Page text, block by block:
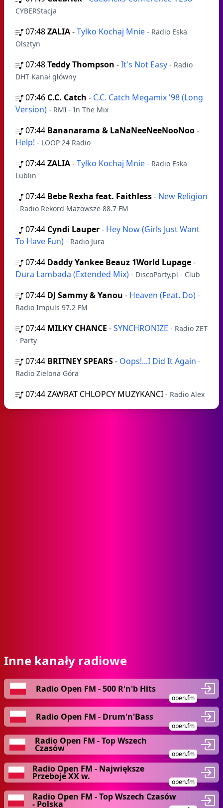
CYBERStacja
07:48ZALIA-Tylko Kochaj Mnie - Radio Eska
Olsztyn
07:48Teddy Thompson -It's Not Easy - Radio
DHT Kanał główny
07:46 C.C. Catch - C.C. Catch Megamix '98 (Long
Version) - RMI - In The Mix
07:44 Bananarama & LaNaNeeNeeNooNoo-
Help! - LOOP 24 Radio
07:44ZALIA-Tylko Kochaj Mnie - Radio Eska
Lublin
07:44 Bebe Rexha feat. Faithless- New Religion
- Radio Rekord Mazowsze 88.7 FM
07:44 Cyndi Lauper- Hey Now (Girls Just Want
To Have Fun) - Radio Jura
07:44 Daddy Yankee Beauz 1World Lupage-
Dura Lambada (Extended Mix) - DiscoParty.pl - Club
07:44 DJ Sammy & Yanou - Heaven (Feat. Do) -
Radio Impuls 97.2 FM
07:44 MILKY CHANCE -SYNCHRONIZE - Radio ZET
- Party
07:44 BRITNEY SPEARS- Oops!...I Did It Again -
Radio Zielona Góra
07:44ZAWRAT CHLOPCY MUZYKANCI - Radio Alex
Inne kanały radiowe
Radio Open FM - 500 R'n'b Hits
open.fm
Radio Open FM - Drum'n'Bass
open.fm
Radio Open FM - Top Wszech
Czasów
open.fm
Radio Open FM - Największe
Przeboje XX w.
open.fm
Radio Open FM - Top Wszech Czasów
- Polska